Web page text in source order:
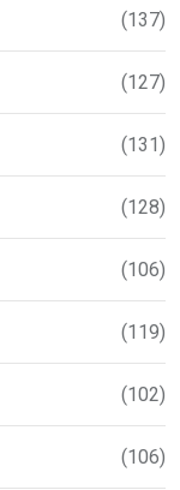
(137)
(127)
(131)
(128)
(106)
(119)
(102)
(106)